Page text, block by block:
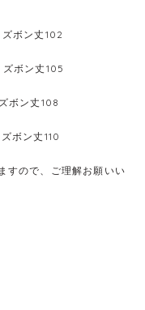
ボン丈102
ボン丈105
ン丈108
ン丈110
すので、ご理解お願いい